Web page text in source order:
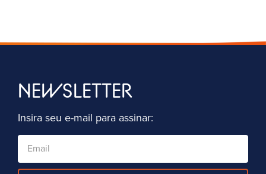
NEWSLETTER
Insira seu e-mail para assinar: